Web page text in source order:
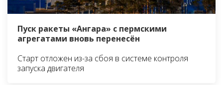
Пуск ракеты «Ангара» с пермскими
агрегатами вновь перенесён
Старт отложен из-за сбоя в системе контроля
запуска двигателя